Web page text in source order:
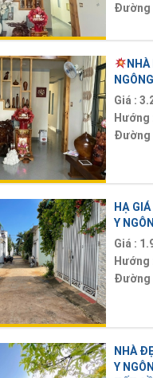
Đường
Giá :
Hướng
Đường
HẠ
Y
Giá :
Hướng
Đường
NHÀ
Y